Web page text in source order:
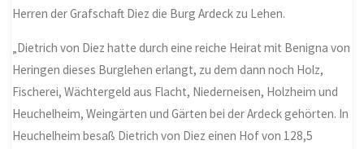
Herren der Grafschaft Diez die Burg Ardeck zu Lehen.
„Dietrich von Diez hatte durch eine reiche Heirat mit Benigna von
Heringen dieses Burglehen erlangt, zu dem dann noch Holz,
Fischerei, Wächtergeld aus Flacht, Niederneisen, Holzheim und
Heuchelheim, Weingärten und Gärten bei der Ardeck gehörten. In
Heuchelheim besaß Dietrich von Diez einen Hof von 128,5